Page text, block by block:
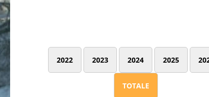
2022 2023 2024 2025
TOTALE